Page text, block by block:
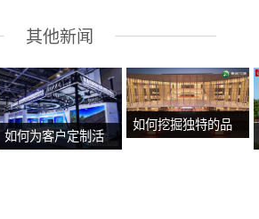
其他新闻
如何为客户定制活
如何挖掘独特的品